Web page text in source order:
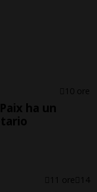
10 ore
ha un
11 ore 14